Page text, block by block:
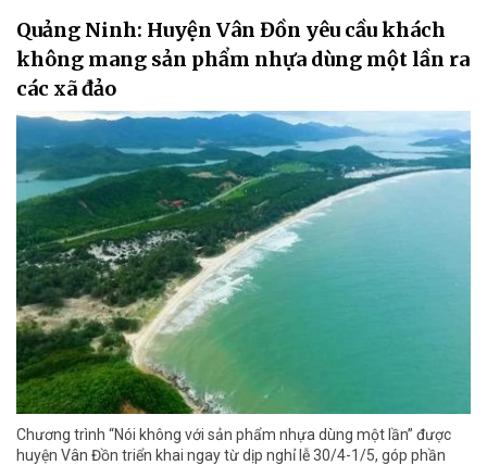
Quảng Ninh: Huyện Vân Đồn yêu cầu khách
không mang sản phẩm nhựa dùng một lần ra
các xã đảo
Chương trình “Nói không với sản phẩm nhựa dùng một lần” được
huyện Vân Đồn triển khai ngay từ dịp nghỉ lễ 30/4-1/5, góp phần